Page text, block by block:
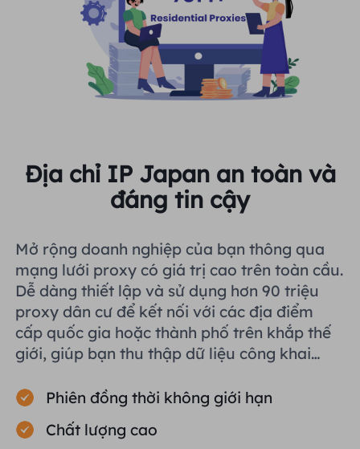
Địa chỉ IP Japan an toàn và
đáng tin cậy
Mở rộng doanh nghiệp của bạn thông qua
mạng lưới proxy có giá trị cao trên toàn cầu.
Dễ dàng thiết lập và sử dụng hơn 90 triệu
proxy dân cư để kết nối với các địa điểm
cấp quốc gia hoặc thành phố trên khắp thế
giới, giúp bạn thu thập dữ liệu công khai
Phiên đồng thời không giới hạn
Chất lượng cao